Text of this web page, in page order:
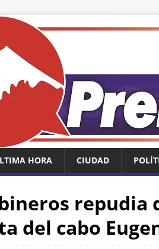
HORA CIUDAD
repudia
del cabo